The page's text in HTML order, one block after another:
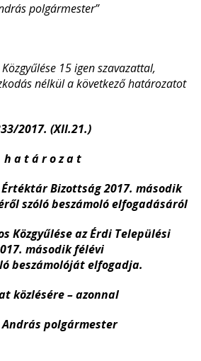
polgármester”
15 igen szavazattal,
nélkül a következő határozatot
2017. (XII.21.)
h a t á r o z a t
Bizottság 2017. második
szóló beszámoló elfogadásáról
Közgyűlése az Érdi Települési
második félévi
beszámolóját elfogadja.
közlésére – azonnal
András polgármester